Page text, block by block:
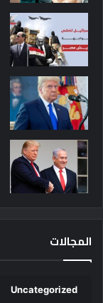
المجالات
Uncategorized